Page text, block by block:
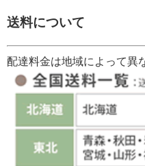
送料について
配達料金は地域によって異